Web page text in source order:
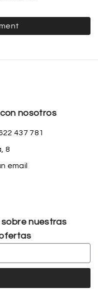
nosotros
437 781
8
email
sobre nuestras